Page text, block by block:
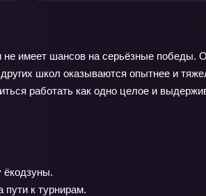
имеет шансов на серьёзные победы.
школ оказываются опытнее и
работать как одно целое и
ёкодзуны.
к турнирам.